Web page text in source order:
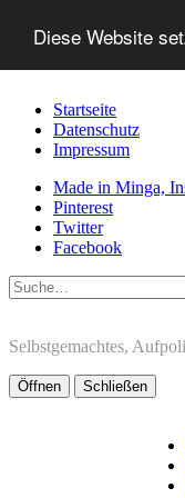
Diese Website
Startseite
Datenschutz
Impressum
Made in Minga,
Pinterest
Twitter
Facebook
Suche
Selbstgemachtes,
Öffnen Schließen